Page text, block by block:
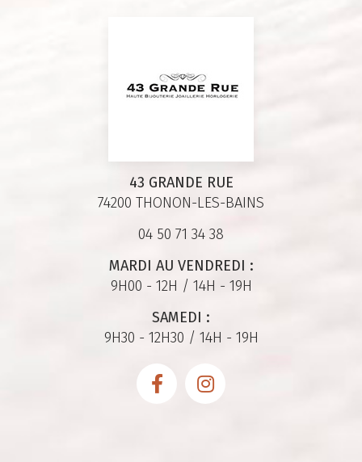
43 GRANDE RUE
74200 THONON-LES-BAINS
04 50 71 34 38
MARDI AU VENDREDI :
9H00 - 12H / 14H - 19H
SAMEDI :
9H30 - 12H30 / 14H - 19H